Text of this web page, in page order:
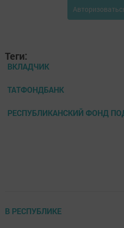
Теги:
ВКЛАДЧИК
ТАТФОНДБАНК
РЕСПУБЛИКАНСКИЙ ФОНД
В РЕСПУБЛИКЕ